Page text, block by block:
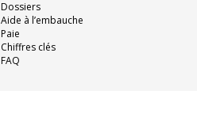
Dossiers
Aide à l’embauche
Paie
Chiffres clés
FAQ